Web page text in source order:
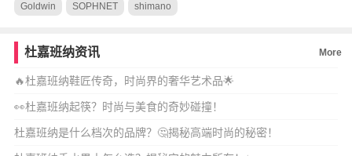
Goldwin SOPHNET shimano
杜嘉班纳资讯 More
🔥杜嘉班纳鞋匠传奇，时尚界的奢华艺术品🌟
👀杜嘉班纳起筷？时尚与美食的奇妙碰撞！
杜嘉班纳是什么档次的品牌？🤔揭秘高端时尚的秘密！